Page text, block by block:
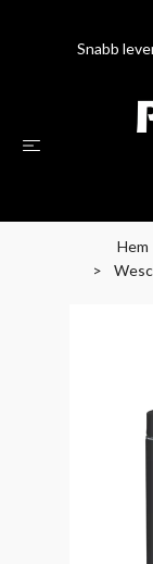
Snabb
Hem